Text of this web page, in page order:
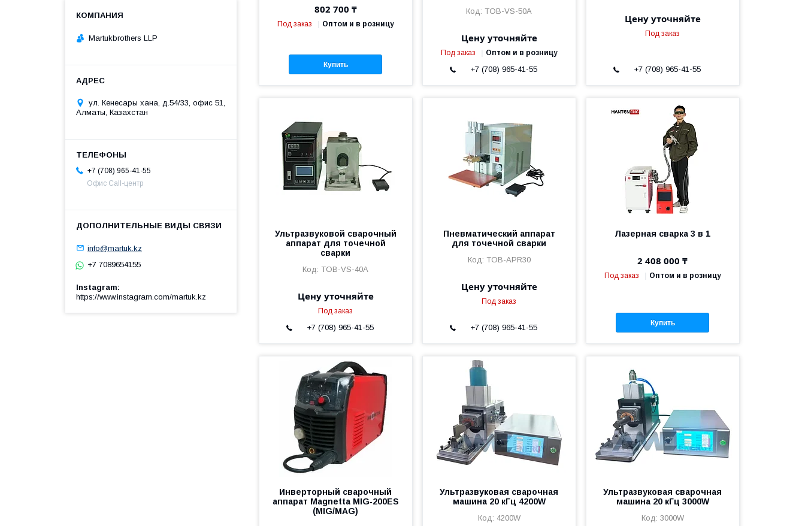
802 700 ₸
Под заказ Оптом и в розницу
Купить
TOB-VS-50A
Цену уточняйте
Под заказ Оптом и в розницу
+7 (708) 965-41-55
Цену уточняйте
Под заказ
+7 (708) 965-41-55
Ультразвуковой сварочный
аппарат для точечной
сварки
TOB-VS-40A
Цену уточняйте
Под заказ
+7 (708) 965-41-55
Пневматический аппарат
для точечной сварки
TOB-APR30
Цену уточняйте
Под заказ
+7 (708) 965-41-55
Лазерная сварка 3 в 1
2 408 000 ₸
Под заказ Оптом и в розницу
Купить
Инверторный сварочный
аппарат Magnetta MIG‑200ES
(MIG/MAG)
Ультразвуковая сварочная
машина 20 кГц 4200W
4200W
Ультразвуковая сварочная
машина 20 кГц 3000W
3000W
Martukbrothers LLP
ул. Кенесары хана, д.54/33, офис 51,
Алматы, Казахстан
+7 (708) 965-41-55
Офис Call-центр
info@martuk.kz
+7 7089654155
Instagram
https://www.instagram.com/martuk.kz